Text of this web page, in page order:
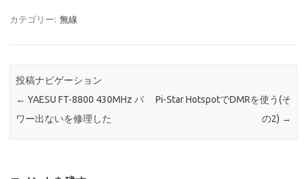
カテゴリー: 無線
投稿ナビゲーション
← YAESU FT-8800 430MHz パ
ワー出ないを修理した
Pi-Star HotspotでDMRを使う(そ
の2) →